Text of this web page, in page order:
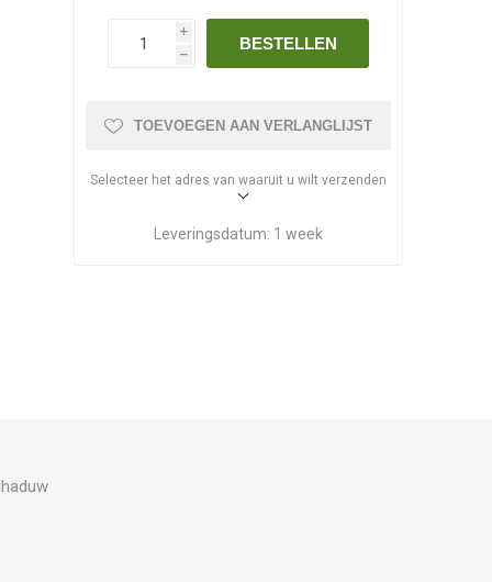
i
h
BESTELLEN
TOEVOEGEN AAN VERLANGLIJST
Selecteer het adres van waaruit u wilt verzenden
Leveringsdatum: 1 week